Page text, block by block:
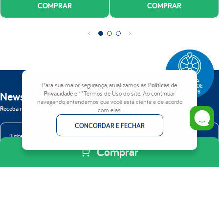
Para sua maior segurança, atualizamos as Políticas de
Privacidadee **Termos de Uso do site. Ao continuar
navegando, entendemos que você está ciente e de acordo
com elas.
CONCORDAR E FECHAR
Comprar
COMPRAR COMPRAR
Newsletter
Receba nossas novidades em primeira mão.
ENVIAR